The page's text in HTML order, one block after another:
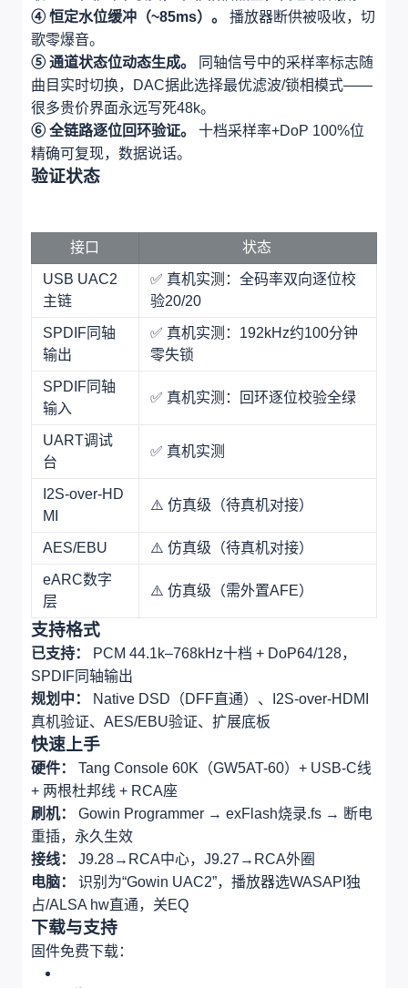
④ 恒定水位缓冲（~85ms）。
播放器断供被吸收，切
歌零爆音。
⑤ 通道状态位动态生成。
同轴信号中的采样率标志随
曲目实时切换，DAC据此选择最优滤波/锁相模式——
很多贵价界面永远写死48k。
⑥ 全链路逐位回环验证。
十档采样率+DoP 100%位
精确可复现，数据说话。
验证状态
接口 状态
USB UAC2
主链
✅ 真机实测：全码率双向逐位校
验20/20
SPDIF同轴
输出
✅ 真机实测：192kHz约100分钟
零失锁
SPDIF同轴
输入
✅ 真机实测：回环逐位校验全绿
UART调试
台
✅ 真机实测
I2S-over-HD
MI
⚠️ 仿真级（待真机对接）
AES/EBU ⚠️ 仿真级（待真机对接）
eARC数字
层
⚠️ 仿真级（需外置AFE）
支持格式
已支持：
PCM 44.1k–768kHz十档 + DoP64/128，
SPDIF同轴输出
规划中：
Native DSD（DFF直通）、I2S-over-HDMI
真机验证、AES/EBU验证、扩展底板
快速上手
硬件：
Tang Console 60K（GW5AT-60）+ USB-C线
+ 两根杜邦线 + RCA座
刷机：
Gowin Programmer → exFlash烧录.fs → 断电
重插，永久生效
接线：
J9.28→RCA中心，J9.27→RCA外圈
电脑：
识别为“Gowin UAC2”，播放器选WASAPI独
占/ALSA hw直通，关EQ
下载与支持
固件免费下载：